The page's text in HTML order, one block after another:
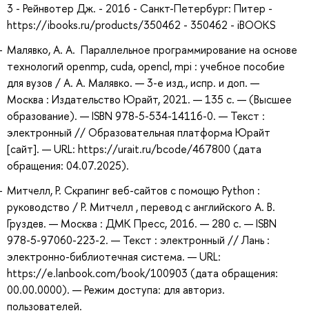
3 - Рейнвотер Дж. - 2016 - Санкт-Петербург: Питер -
https://ibooks.ru/products/350462 - 350462 - iBOOKS
Малявко, А. А. Параллельное программирование на основе
технологий openmp, cuda, opencl, mpi : учебное пособие
для вузов / А. А. Малявко. — 3-е изд., испр. и доп. —
Москва : Издательство Юрайт, 2021. — 135 с. — (Высшее
образование). — ISBN 978-5-534-14116-0. — Текст :
электронный // Образовательная платформа Юрайт
[сайт]. — URL: https://urait.ru/bcode/467800 (дата
обращения: 04.07.2025).
Митчелл, Р. Скрапинг веб-сайтов с помощю Python :
руководство / Р. Митчелл , перевод с английского А. В.
Груздев. — Москва : ДМК Пресс, 2016. — 280 с. — ISBN
978-5-97060-223-2. — Текст : электронный // Лань :
электронно-библиотечная система. — URL:
https://e.lanbook.com/book/100903 (дата обращения:
00.00.0000). — Режим доступа: для авториз.
пользователей.